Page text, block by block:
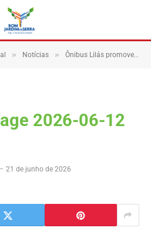
» Notícias » Ônibus Lilás promove conscientização, acolhimento e fortalecimento das mulheres em Bom Jardim da Serra
2026-06-12
21 de junho de 2026